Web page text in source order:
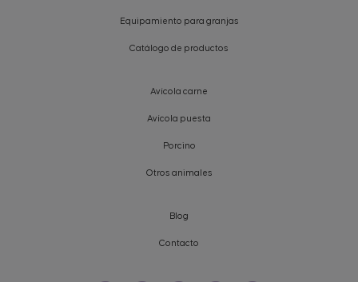
Equipamiento para granjas
Catálogo de productos
Avícola carne
Avícola puesta
Porcino
Otros animales
Blog
Contacto